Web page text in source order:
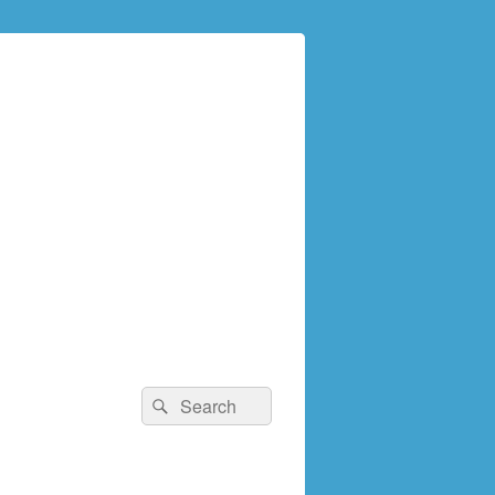
検
索:
検
索